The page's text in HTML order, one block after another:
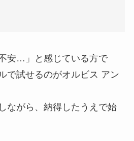
安…」と感じている方で
で試せるのがオルビス アン
ながら、納得したうえで始